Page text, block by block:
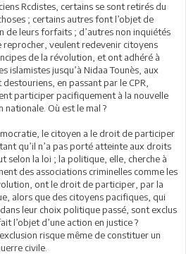
Rcdistes, certains se sont retirés du
; certains autres font l’objet de
de leurs forfaits ; d’autres non inquiétés
reprocher, veulent redevenir citoyens
de la révolution, et ont adhéré à
jusqu’à Nidaa Tounès, aux
en passant par le CPR,
participer pacifiquement à la nouvelle
Où est le mal ?
le citoyen a le droit de participer
qu’il n’a pas porté atteinte aux droits
selon la loi ; la politique, elle, cherche à
des associations criminelles comme les
ont le droit de participer, par la
alors que des citoyens pacifiques, qui
leur choix politique passé, sont exclus
l’objet d’une action en justice ?
risque même de constituer un
civile.